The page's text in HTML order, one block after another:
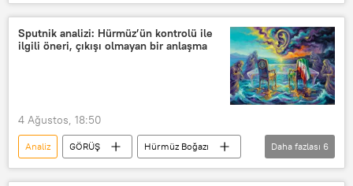
Ukrayna Silahlı Kuvvetleri
Afganistan
Suriye
uzman
Sputnik
Patriot
Ukrayna
Kiev
Sputnik analizi: Hürmüz’ün kontrolü ile
ilgili öneri, çıkışı olmayan bir anlaşma
4 Ağustos, 18:50
Analiz GÖRÜŞ
Hürmüz Boğazı
İran
Umman
Sputnik
Daha fazlası 6